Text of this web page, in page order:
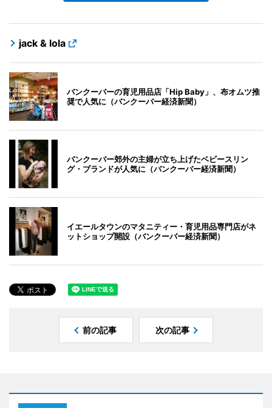
jack & lola
バンクーバーの育児用品店「Hip Baby」、布オムツ推
奨で人気に（バンクーバー経済新聞）
バンクーバー郊外の主婦が立ち上げたベビースリン
グ・ブランドが人気に（バンクーバー経済新聞）
イエールタウンのマタニティー・育児用品専門店がネ
ットショップ開設（バンクーバー経済新聞）
前の記事 次の記事